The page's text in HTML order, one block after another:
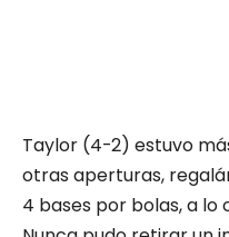
Taylor (4-2) estuvo
otras aperturas,
4 bases por bolas, a lo